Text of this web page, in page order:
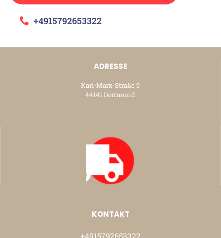
+4915792653322
ADRESSE
Karl-Marx-Straße 9
44141 Dortmund
KONTAKT
+4915792653322